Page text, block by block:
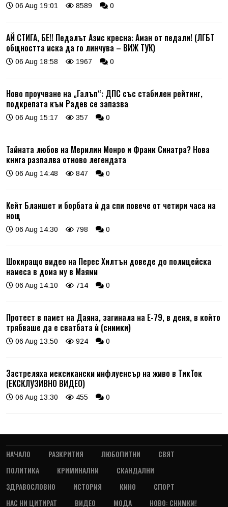
06 Aug 19:01 8589 0
АЙ СТИГА, БЕ!! Педалът Азис кресна: Аман от педали! (ЛГБТ
общността иска да го линчува – ВИЖ ТУК)
06 Aug 18:58 1967 0
Ново проучване на „Галъп“: ДПС със стабилен рейтинг,
подкрепата към Радев се запазва
06 Aug 15:17 357 0
Тайната любов на Мерилин Монро и Франк Синатра? Нова
книга разпалва отново легендата
06 Aug 14:48 847 0
Кейт Бланшет и борбата ѝ да спи повече от четири часа на
нощ
06 Aug 14:30 798 0
Шокиращо видео на Перес Хилтън доведе до полицейска
намеса в дома му в Маями
06 Aug 14:10 714 0
Протест в памет на Даяна, загинала на Е-79, в деня, в който
трябваше да е сватбата ѝ (снимки)
06 Aug 13:50 924 0
Застреляха мексикански инфлуенсър на живо в ТикТок
(ЕКСКЛУЗИВНО ВИДЕО)
06 Aug 13:30 455 0
НАЧАЛО РАЗКРИТИЯ ЛЮБОПИТНИ
СВЯТ
ПОЛИТИКА
КРИМИНАЛНИ
СКАНДАЛНИ
ЗДРАВОСЛОВНО
ИСТОРИЯ КИНО
СПОРТ
НАС НИ ЦИТИРАТ
ВИДЕО МОДА НОВО: СНИМКИ!